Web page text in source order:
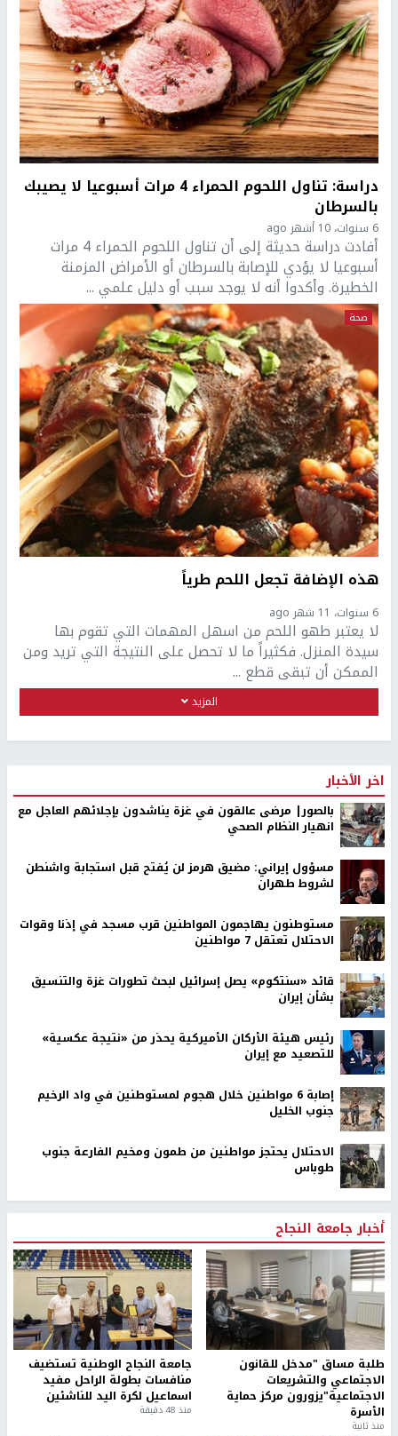
دراسة: تناول اللحوم الحمراء 4 مرات أسبوعيا لا يصيبك
بالسرطان
6 سنوات، 10 أشهر ago
أفادت دراسة حديثة إلى أن تناول اللحوم الحمراء 4 مرات
أسبوعيا لا يؤدي للإصابة بالسرطان أو الأمراض المزمنة
الخطيرة. وأكدوا أنه لا يوجد سبب أو دليل علمي ...
صحة
هذه الإضافة تجعل اللحم طرياً
6 سنوات، 11 شهر ago
لا يعتبر طهو اللحم من اسهل المهمات التي تقوم بها
سيدة المنزل. فكثيراً ما لا تحصل على النتيجة التي تريد ومن
الممكن أن تبقى قطع ...
المزيد
اخر الأخبار
بالصور| مرضى عالقون في غزة يناشدون بإجلائهم العاجل مع
انهيار النظام الصحي
مسؤول إيراني: مضيق هرمز لن يُفتح قبل استجابة واشنطن
لشروط طهران
مستوطنون يهاجمون المواطنين قرب مسجد في إذنا وقوات
الاحتلال تعتقل 7 مواطنين
قائد «سنتكوم» يصل إسرائيل لبحث تطورات غزة والتنسيق
بشأن إيران
رئيس هيئة الأركان الأميركية يحذر من «نتيجة عكسية»
للتصعيد مع إيران
إصابة 6 مواطنين خلال هجوم لمستوطنين في واد الرخيم
جنوب الخليل
الاحتلال يحتجز مواطنين من طمون ومخيم الفارعة جنوب
طوباس
أخبار جامعة النجاح
طلبة مساق "مدخل للقانون
الاجتماعي والتشريعات
الاجتماعية"يزورون مركز حماية
الأسرة
منذ ثانية
جامعة النجاح الوطنية تستضيف
منافسات بطولة الراحل مفيد
اسماعيل لكرة اليد للناشئين
منذ 48 دقيقة